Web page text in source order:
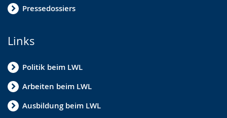
Pressedossiers
Links
Politik beim LWL
Arbeiten beim LWL
Ausbildung beim LWL